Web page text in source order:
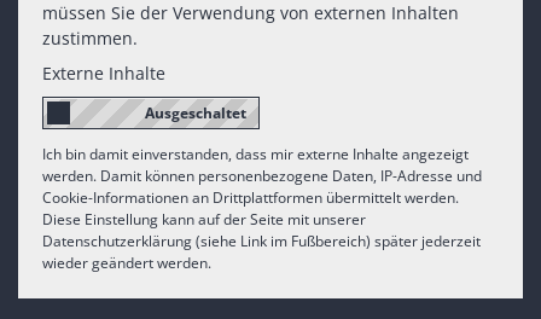
müssen Sie der Verwendung von externen Inhalten
zustimmen.
Externe Inhalte
Ich bin damit einverstanden, dass mir externe Inhalte angezeigt
werden. Damit können personenbezogene Daten, IP-Adresse und
Cookie-Informationen an Drittplattformen übermittelt werden.
Diese Einstellung kann auf der Seite mit unserer
Datenschutzerklärung (siehe Link im Fußbereich) später jederzeit
wieder geändert werden.